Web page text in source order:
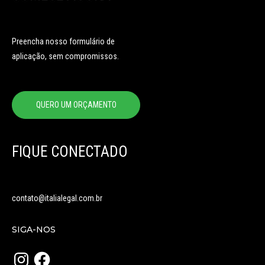
Preencha nosso formulário de
aplicação, sem compromissos.
QUERO UM ORÇAMENTO
FIQUE CONECTADO
contato@italialegal.com.br
SIGA-NOS
InstagramFacebook